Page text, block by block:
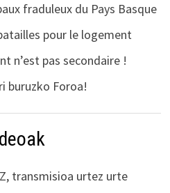
fraduleux du Pays Basque
pour le logement
n’est pas secondaire !
buruzko Foroa!
transmisioa urtez urte